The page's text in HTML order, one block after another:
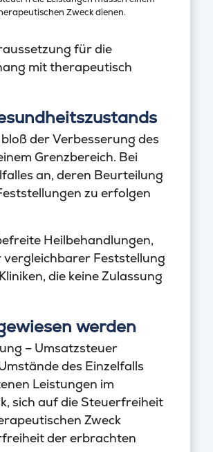
Zweck dienen.
für die
mit therapeutisch
der Verbesserung des
Grenzbereich. Bei
an, deren Beurteilung
zu erfolgen
Heilbehandlungen,
Feststellung
die keine Zulassung
werden
– Umsatzsteuer
des Einzelfalls
Leistungen im
sich auf die Steuerfreiheit
Zweck
der erbrachten